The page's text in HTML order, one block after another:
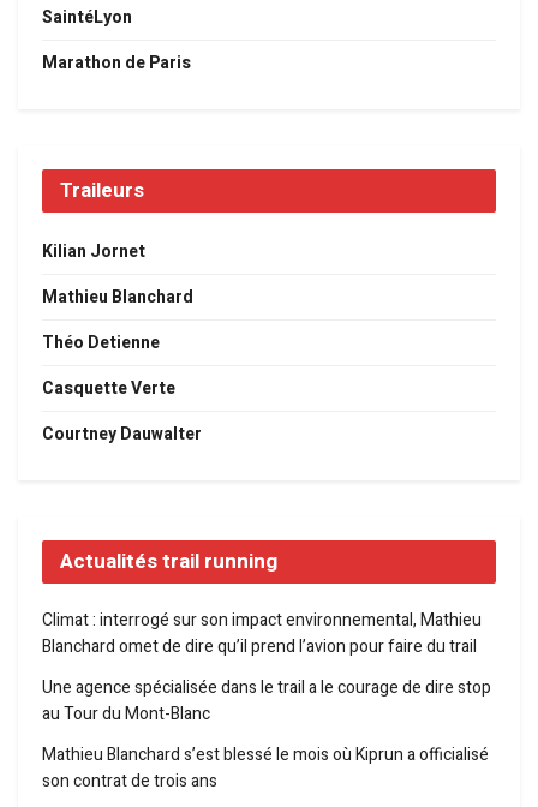
SaintéLyon
Marathon de Paris
Traileurs
Kilian Jornet
Mathieu Blanchard
Théo Detienne
Casquette Verte
Courtney Dauwalter
Actualités trail running
Climat : interrogé sur son impact environnemental, Mathieu
Blanchard omet de dire qu’il prend l’avion pour faire du trail
Une agence spécialisée dans le trail a le courage de dire stop
au Tour du Mont-Blanc
Mathieu Blanchard s’est blessé le mois où Kiprun a officialisé
son contrat de trois ans